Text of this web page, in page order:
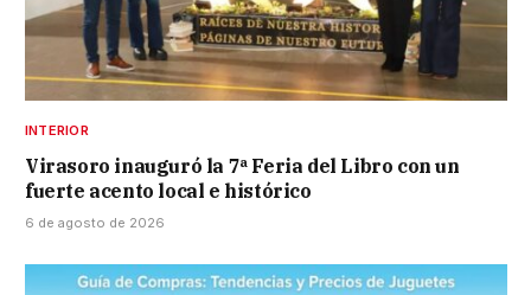
INTERIOR
Virasoro inauguró la 7ª Feria del Libro con un
fuerte acento local e histórico
6 de agosto de 2026